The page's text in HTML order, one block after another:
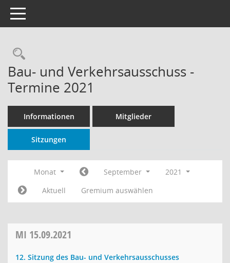
Toggle navigation
Rechercheauswahl
Bau- und Verkehrsausschuss -
Termine 2021
Informationen Mitglieder
Sitzungen
Monat September
2021
Aktuell
Gremium auswählen
MI 15.09.2021
12. Sitzung des Bau- und Verkehrsausschusses